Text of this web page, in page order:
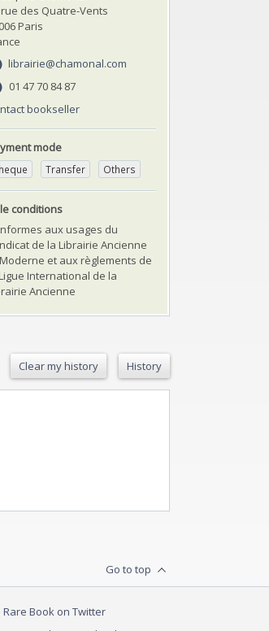
rue des Quatre-Vents
Paris
librairie@chamonal.com
01 47 70 84 87
bookseller
mode
Transfer Others
conditions
aux usages du
de la Librairie Ancienne
et aux règlements de
International de la
Ancienne
Clear my history History
Go to top
Rare Book on Twitter